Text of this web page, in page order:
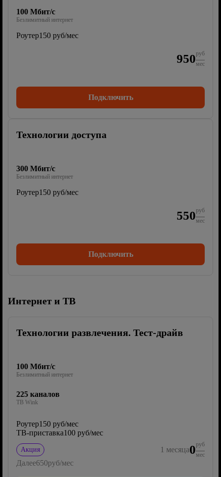
100 Мбит/с
Безлимитный интернет
Роутер150 руб/мес
950руб
мес
Подключить
Технологии доступа
300 Мбит/с
Безлимитный интернет
Роутер150 руб/мес
550руб
мес
Подключить
Интернет и ТВ
Технологии развлечения. Тест-драйв
100 Мбит/с
Безлимитный интернет
225 каналов
ТВ Wink
Роутер150 руб/мес
ТВ-приставка100 руб/мес
Акция 1 месяца0руб
мес
Далее650руб/мес